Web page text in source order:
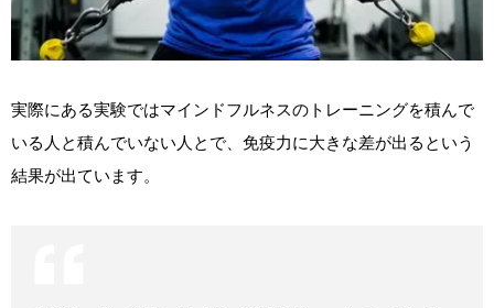
実際にある実験ではマインドフルネスのトレーニングを積んで
いる人と積んでいない人とで、免疫力に大きな差が出るという
結果が出ています。